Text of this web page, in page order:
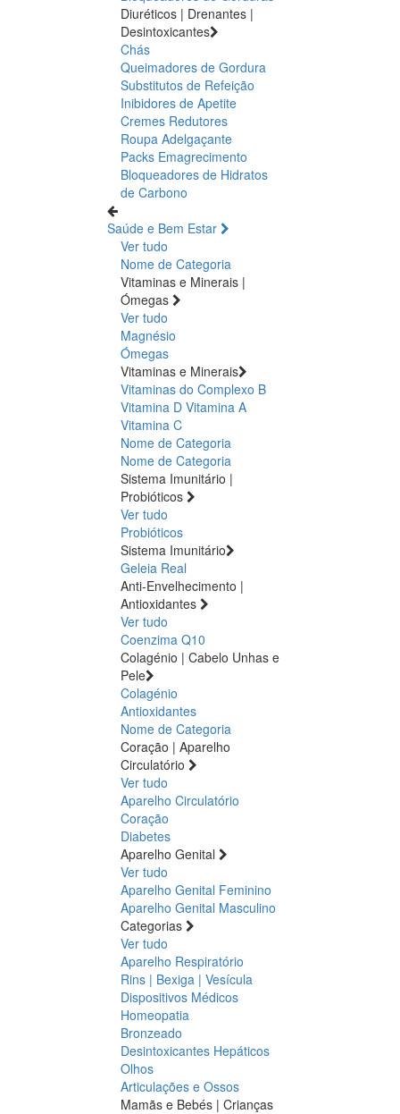
Diuréticos | Drenantes |
Desintoxicantes
Chás
Queimadores de Gordura
Substitutos de Refeição
Inibidores de Apetite
Cremes Redutores
Roupa Adelgaçante
Packs Emagrecimento
Bloqueadores de Hidratos
de Carbono
Saúde e Bem Estar
Ver tudo
Nome de Categoria
Vitaminas e Minerais |
Ómegas
Ver tudo
Magnésio
Ómegas
Vitaminas e Minerais
Vitaminas do Complexo B
Vitamina D Vitamina A
Vitamina C
Nome de Categoria
Nome de Categoria
Sistema Imunitário |
Probióticos
Ver tudo
Probióticos
Sistema Imunitário
Geleia Real
Anti-Envelhecimento |
Antioxidantes
Ver tudo
Coenzima Q10
Colagénio | Cabelo Unhas e
Pele
Colagénio
Antioxidantes
Nome de Categoria
Coração | Aparelho
Circulatório
Ver tudo
Aparelho Circulatório
Coração
Diabetes
Aparelho Genital
Ver tudo
Aparelho Genital Feminino
Aparelho Genital Masculino
Categorias
Ver tudo
Aparelho Respiratório
Rins | Bexiga | Vesícula
Dispositivos Médicos
Homeopatia
Bronzeado
Desintoxicantes Hepáticos
Olhos
Articulações e Ossos
Mamãs e Bebés | Crianças